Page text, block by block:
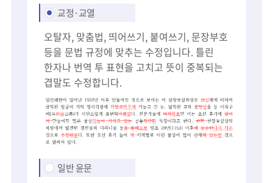
교정·교열
오탈자, 맞춤법, 띄어쓰기, 붙여쓰기, 문장부호
등을 문법 규정에 맞추는 수정입니다. 틀린
한자나 번역 투 표현을 고치고 뜻이 중복되는
겹말도 수정합니다.
일반 윤문